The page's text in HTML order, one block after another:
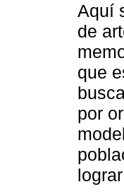
Aquí
de
que
por